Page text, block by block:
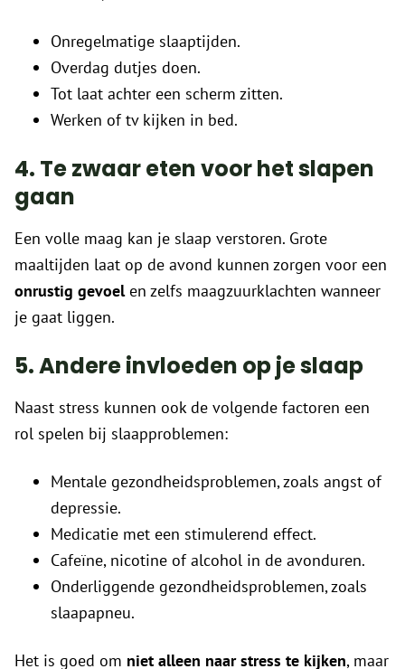
Onregelmatige slaaptijden.
Overdag dutjes doen.
Tot laat achter een scherm zitten.
Werken of tv kijken in bed.
4. Te zwaar eten voor het slapen
gaan
Een volle maag kan je slaap verstoren. Grote
maaltijden laat op de avond kunnen zorgen voor een
onrustig gevoelen zelfs maagzuurklachten wanneer
je gaat liggen.
5. Andere invloeden op je slaap
Naast stress kunnen ook de volgende factoren een
rol spelen bij slaapproblemen:
Mentale gezondheidsproblemen, zoals angst of
depressie.
Medicatie met een stimulerend effect.
Cafeïne, nicotine of alcohol in de avonduren.
Onderliggende gezondheidsproblemen, zoals
slaapapneu.
Het is goed om niet alleen naar stress te kijken, maar